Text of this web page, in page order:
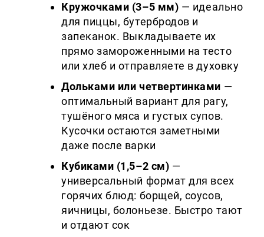
Кружочками (3–5 мм) — идеально
для пиццы, бутербродов и
запеканок. Выкладываете их
прямо замороженными на тесто
или хлеб и отправляете в духовку
Дольками или четвертинками —
оптимальный вариант для рагу,
тушёного мяса и густых супов.
Кусочки остаются заметными
даже после варки
Кубиками (1,5–2 см) —
универсальный формат для всех
горячих блюд: борщей, соусов,
яичницы, болоньезе. Быстро тают
и отдают сок